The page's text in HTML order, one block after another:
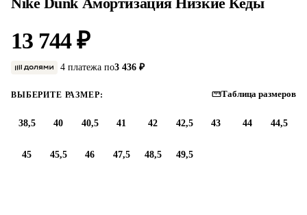
13 744 ₽
4 платежа по3 436 ₽
ВЫБЕРИТЕ РАЗМЕР: Таблица размеров
38,5 40 40,5 41 42 42,5 43 44 44,5
45 45,5 46 47,5 48,5 49,5